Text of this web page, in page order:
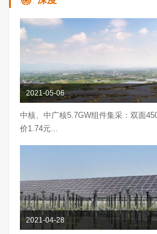
2021-05-06
中核、中广核5.7GW组件集采：双面
价1.74元...
2021-04-28